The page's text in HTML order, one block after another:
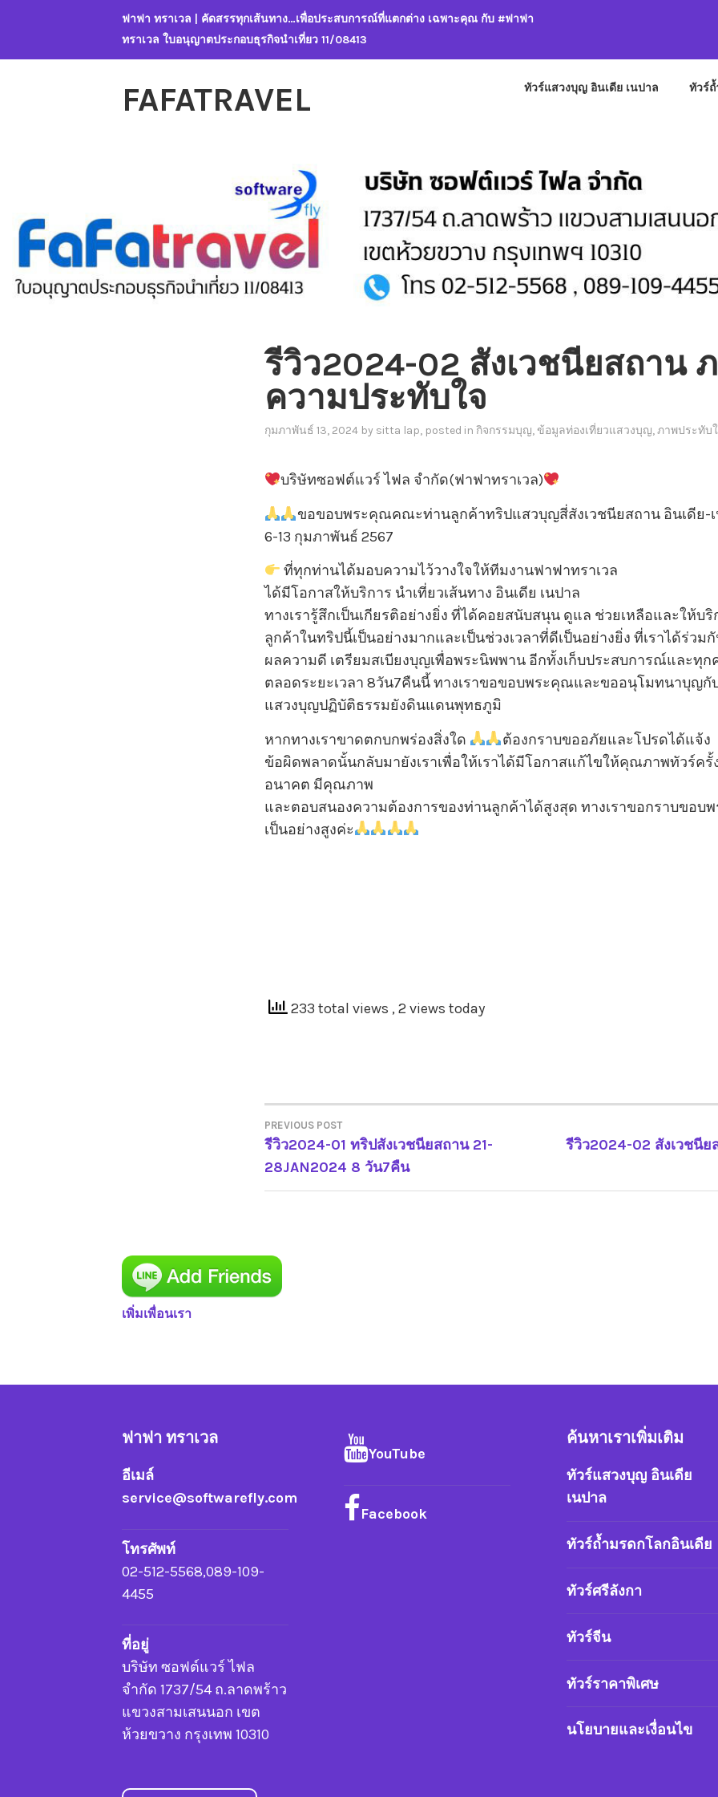
ฟาฟา ทราเวล | คัดสรรทุกเส้นทาง…เพื่อประสบการณ์ที่แตกต่าง เฉพาะคุณ กับ #ฟาฟา
ทราเวล ใบอนุญาตประกอบธุรกิจนำเที่ยว 11/08413
FAFATRAVEL ทัวร์แสวงบุญ อินเดีย เนปาล ทัวร์
รีวิว2024-02 สังเวชนียสถาน
ความประทับใจ
กุมภาพันธ์ 13, 2024by sitta lap, posted in กิจกรรมบุญ,ข้อมูลท่องเที่ยวแสวงบุญ,ภาพประทับ
บริษัทซอฟต์แวร์ ไฟล จำกัด(ฟาฟาทราเวล)
ขอขอบพระคุณคณะท่านลูกค้าทริปแสวบุญสี่สังเวชนียสถาน อินเดีย-
6-13 กุมภาพันธ์ 2567
ที่ทุกท่านได้มอบความไว้วางใจให้ทีมงานฟาฟาทราเวล
ได้มีโอกาสให้บริการ นำเที่ยวเส้นทาง อินเดีย เนปาล
ทางเรารู้สึกเป็นเกียรติอย่างยิ่ง ที่ได้คอยสนับสนุน ดูแล ช่วยเหลือและให้บ
ลูกค้าในทริปนี้เป็นอย่างมากและเป็นช่วงเวลาที่ดีเป็นอย่างยิ่ง ที่เราได้ร่วม
ผลความดี เตรียมสเบียงบุญเพื่อพระนิพพาน อีกทั้งเก็บประสบการณ์และทุก
ตลอดระยะเวลา 8วัน7คืนนี้ ทางเราขอขอบพระคุณและขออนุโมทนาบุญกั
แสวงบุญปฏิบัติธรรมยังดินแดนพุทธภูมิ
หากทางเราขาดตกบกพร่องสิ่งใด
ต้องกราบขออภัยและโปรดได้แจ้ง
ข้อผิดพลาดนั้นกลับมายังเราเพื่อให้เราได้มีโอกาสแก้ไขให้คุณภาพทัวร์ครั้
อนาคต มีคุณภาพ
และตอบสนองความต้องการของท่านลูกค้าได้สูงสุด ทางเราขอกราบขอ
เป็นอย่างสูงค่ะ
233 total views , 2 views today
แนะแนว
เรื่อง
PREVIOUS POST
รีวิว2024-01 ทริปสังเวชนียสถาน 21-
28JAN2024 8 วัน7คืน
รีวิว2024-02 สังเวชนี
เพิ่มเพื่อนเรา
ฟาฟา ทราเวล
อีเมล์
service@softwarefly.com
โทรศัพท์
02-512-5568,089-109-
4455
ที่อยู่
บริษัท ซอฟต์แวร์ ไฟล
จำกัด 1737/54 ถ.ลาดพร้าว
แขวงสามเสนนอก เขต
ห้วยขวาง กรุงเทพ 10310
YouTube
Facebook
ค้นหาเราเพิ่มเติม
ทัวร์แสวงบุญ อินเดีย
เนปาล
ทัวร์ถ้ำมรดกโลกอินเดีย
ทัวร์ศรีลังกา
ทัวร์จีน
ทัวร์ราคาพิเศษ
นโยบายและเงื่อนไข